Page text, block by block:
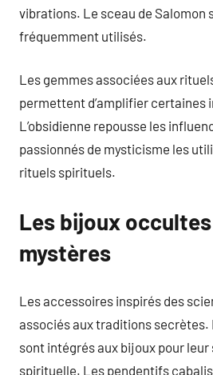
vibrations. Le sceau de Salomon
fréquemment utilisés.
Les gemmes associées aux
permettent d’amplifier certaines
L’obsidienne repousse les
passionnés de mysticisme les
rituels spirituels.
Les bijoux
mystères
Les accessoires inspirés des
associés aux traditions secrètes.
sont intégrés aux bijoux pour
spirituelle. Les pendentifs